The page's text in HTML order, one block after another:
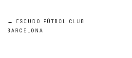
Navegación
←
ESCUDO FÚTBOL CLUB
BARCELONA